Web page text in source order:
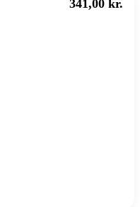
341,00 kr.